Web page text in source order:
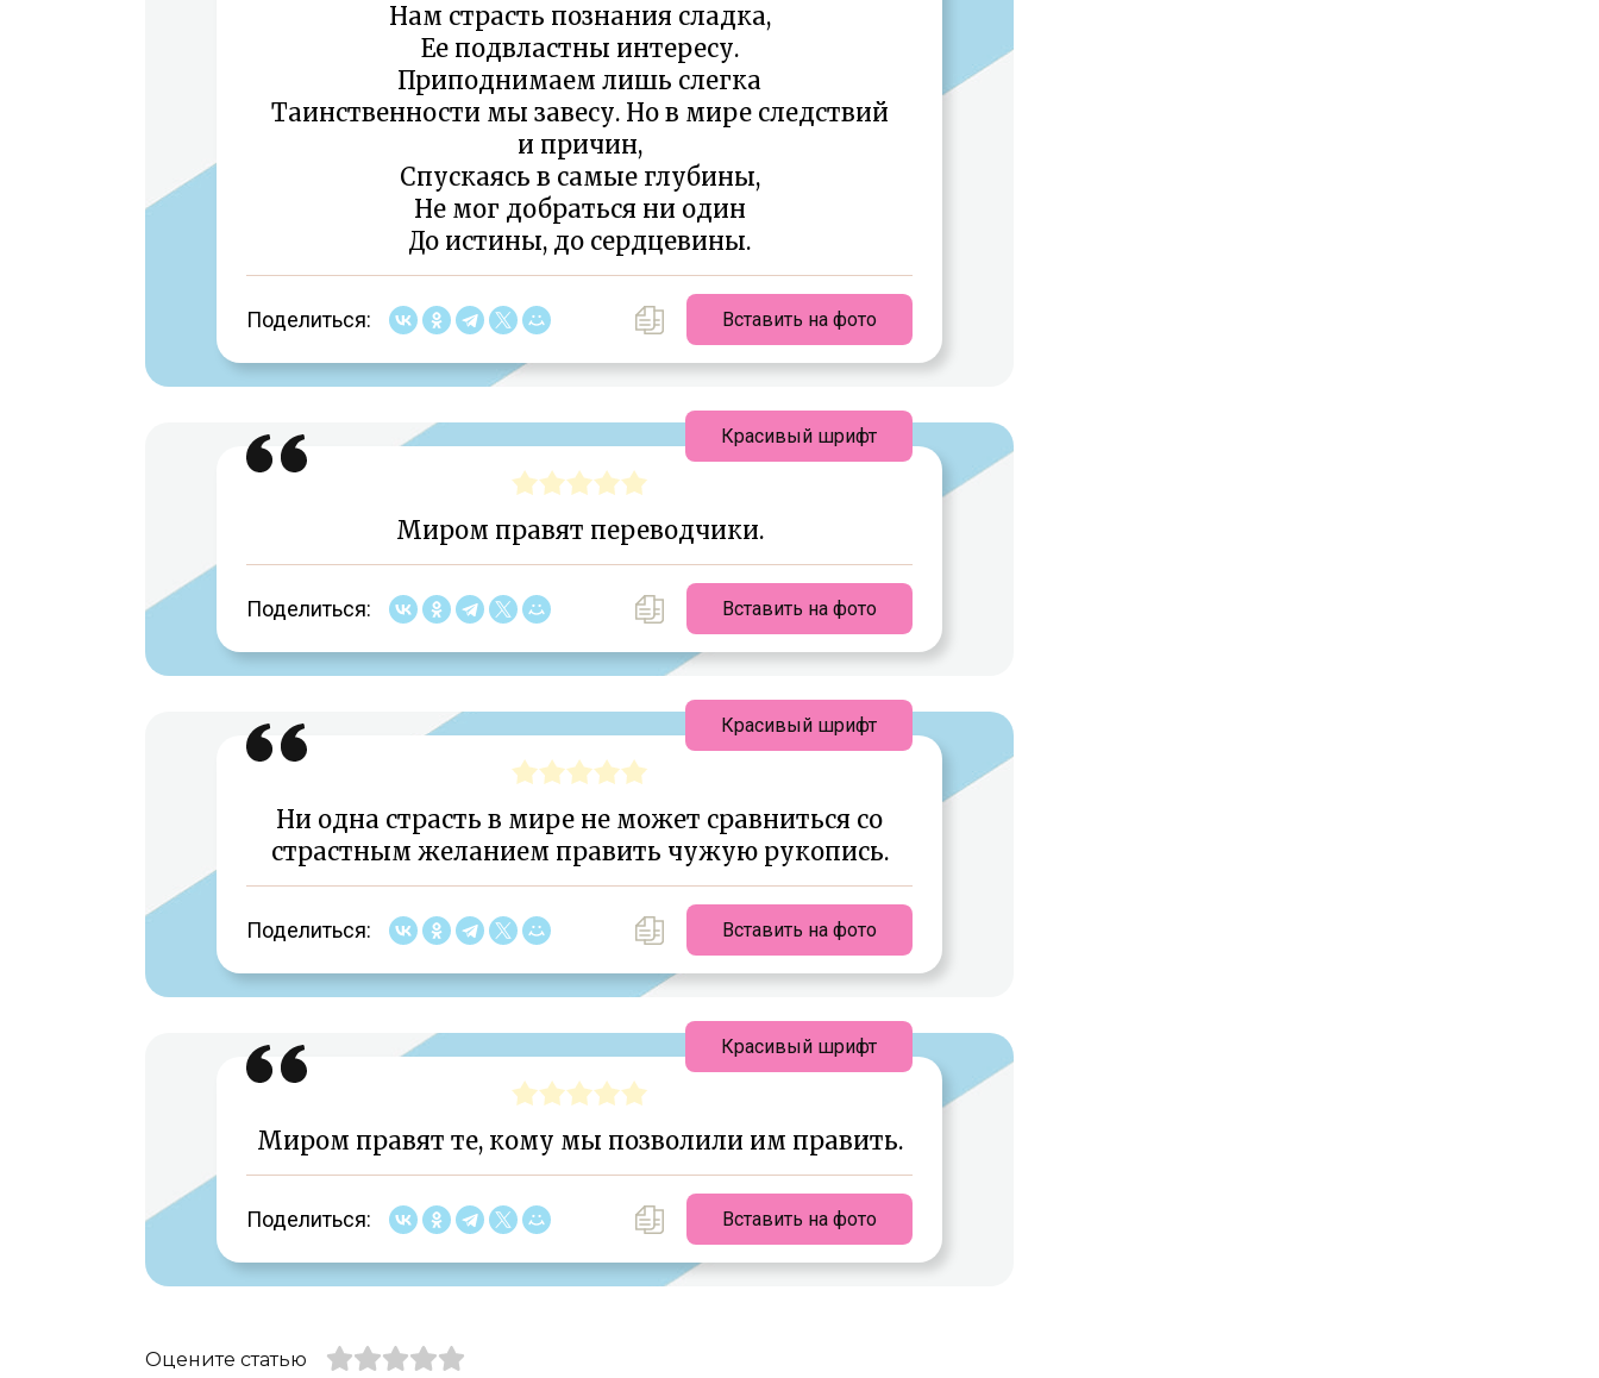
Нам страсть познания сладка,
Ее подвластны интересу.
Приподнимаем лишь слегка
Таинственности мы завесу. Но в мире следствий
и причин,
Спускаясь в самые глубины,
Не мог добраться ни один
До истины, до сердцевины.
Поделиться: Вставить на фото
Миром правят переводчики.
Поделиться: Вставить на фото
Красивый шрифт
Ни одна страсть в мире не может сравниться со
страстным желанием править чужую рукопись.
Поделиться: Вставить на фото
Красивый шрифт
Миром правят те, кому мы позволили им править.
Поделиться: Вставить на фото
Красивый шрифт
Оцените статью